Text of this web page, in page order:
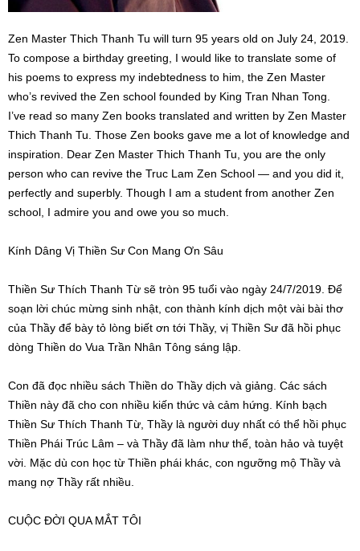
Zen Master Thich Thanh Tu will turn 95 years old on July 24, 2019.
To compose a birthday greeting, I would like to translate some of
his poems to express my indebtedness to him, the Zen Master
who’s revived the Zen school founded by King Tran Nhan Tong.
I’ve read so many Zen books translated and written by Zen Master
Thich Thanh Tu. Those Zen books gave me a lot of knowledge and
inspiration. Dear Zen Master Thich Thanh Tu, you are the only
person who can revive the Truc Lam Zen School — and you did it,
perfectly and superbly. Though I am a student from another Zen
school, I admire you and owe you so much.
Kính Dâng Vị Thiền Sư Con Mang Ơn Sâu
Thiền Sư Thích Thanh Từ sẽ tròn 95 tuổi vào ngày 24/7/2019. Để
soạn lời chúc mừng sinh nhật, con thành kính dịch một vài bài thơ
của Thầy để bày tỏ lòng biết ơn tới Thầy, vị Thiền Sư đã hồi phục
dòng Thiền do Vua Trần Nhân Tông sáng lập.
Con đã đọc nhiều sách Thiền do Thầy dịch và giảng. Các sách
Thiền này đã cho con nhiều kiến thức và cảm hứng. Kính bạch
Thiền Sư Thích Thanh Từ, Thầy là người duy nhất có thể hồi phục
Thiền Phái Trúc Lâm – và Thầy đã làm như thế, toàn hảo và tuyệt
vời. Mặc dù con học từ Thiền phái khác, con ngưỡng mộ Thầy và
mang nợ Thầy rất nhiều.
CUỘC ĐỜI QUA MẮT TÔI